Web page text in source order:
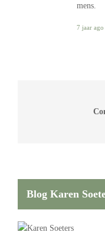
mens.
7 jaar ago
Blog Karen